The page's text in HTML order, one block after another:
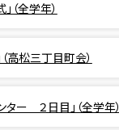
（全学年）
高松三丁目町会）
ター ２日目」（全学年）